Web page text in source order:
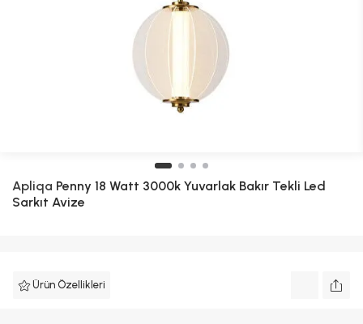
Apliqa Penny 18 Watt 3000k Yuvarlak Bakır Tekli Led
Sarkıt Avize
Ürün Özellikleri